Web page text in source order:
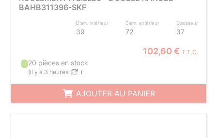
BAHB311396-SKF
Diam. intérieur
39
Diam. extérieur
72
Epaisseur
37
102,60 € T.T.C.
20 pièces en stock
(il y a 3 heures )
AJOUTER AU PANIER